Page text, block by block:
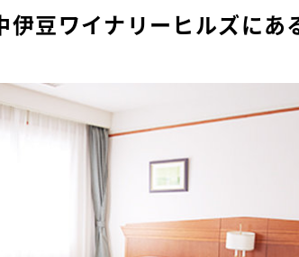
伊豆ワイナリーヒルズにあ